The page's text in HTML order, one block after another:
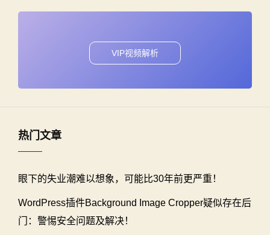
VIP视频解析
热门文章
眼下的失业潮难以想象，可能比30年前更严重！
WordPress插件Background Image Cropper疑似存在后
门：警惕安全问题及解决！